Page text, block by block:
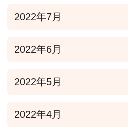
2022年7月
2022年6月
2022年5月
2022年4月